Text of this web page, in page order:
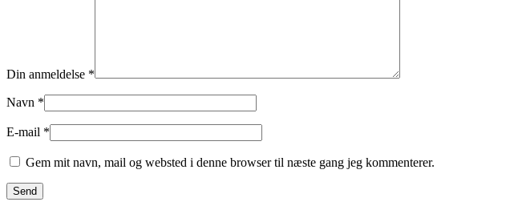
Din anmeldelse *
Navn *
E-mail *
Gem mit navn, mail og websted i denne browser til næste gang jeg kommenterer.